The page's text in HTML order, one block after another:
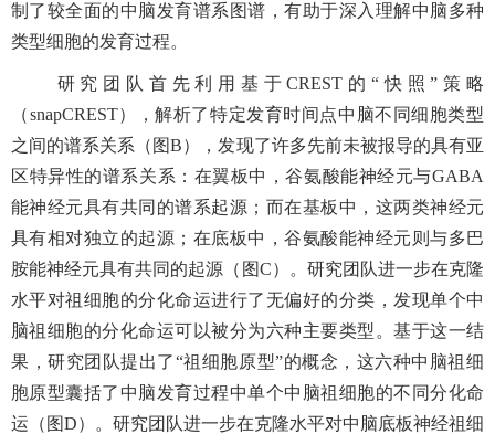
制了较全面的中脑发育谱系图谱，有助于深入理解中脑多种
类型细胞的发育过程。
研究团队首先利用基于CREST的“快照”策略
（snapCREST），解析了特定发育时间点中脑不同细胞类型
之间的谱系关系（图B），发现了许多先前未被报导的具有亚
区特异性的谱系关系：在翼板中，谷氨酸能神经元与GABA
能神经元具有共同的谱系起源；而在基板中，这两类神经元
具有相对独立的起源；在底板中，谷氨酸能神经元则与多巴
胺能神经元具有共同的起源（图C）。研究团队进一步在克隆
水平对祖细胞的分化命运进行了无偏好的分类，发现单个中
脑祖细胞的分化命运可以被分为六种主要类型。基于这一结
果，研究团队提出了“祖细胞原型”的概念，这六种中脑祖细
胞原型囊括了中脑发育过程中单个中脑祖细胞的不同分化命
运（图D）。研究团队进一步在克隆水平对中脑底板神经祖细